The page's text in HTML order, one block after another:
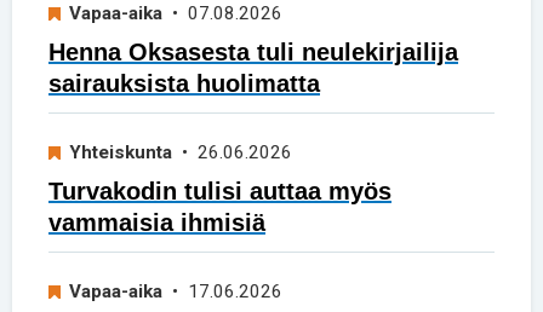
Vapaa-aika • 07.08.2026
Henna Oksasesta tuli neulekirjailija
sairauksista huolimatta
Yhteiskunta • 26.06.2026
Turvakodin tulisi auttaa myös
vammaisia ihmisiä
Vapaa-aika • 17.06.2026